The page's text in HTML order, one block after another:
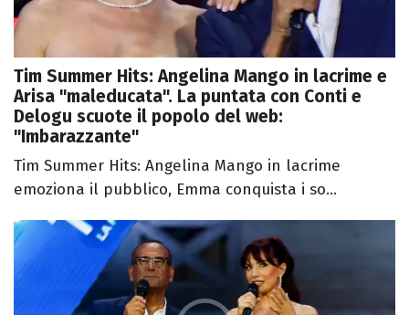
Tim Summer Hits: Angelina Mango in lacrime e
Arisa "maleducata". La puntata con Conti e
Delogu scuote il popolo del web:
"Imbarazzante"
Tim Summer Hits: Angelina Mango in lacrime
emoziona il pubblico, Emma conquista i so...